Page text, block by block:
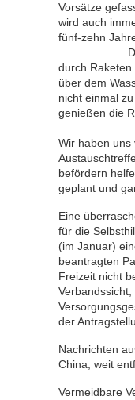
Vorsätze
wird auch
fünf-zehn
Den
durch
über dem
nicht einmal
genießen die
Wir haben uns
befördern
geplant und
Eine
für die
(im Januar)
beantragten
Freizeit nicht
der
Nachrichten
China, weit
Vermeidbare